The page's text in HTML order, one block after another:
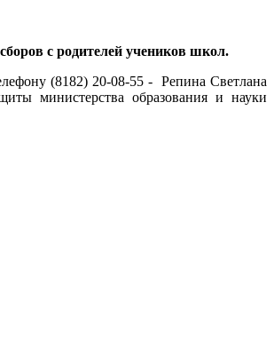
с родителей учеников школ.
(8182) 20-08-55 - Репина Светлана
министерства образования и науки